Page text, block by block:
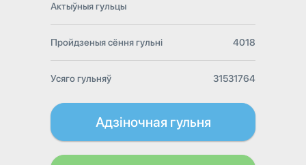
Актыўныя гульцы
Пройдзеныя сёння гульні 4018
Усяго гульняў 31531764
Адзіночная гульня